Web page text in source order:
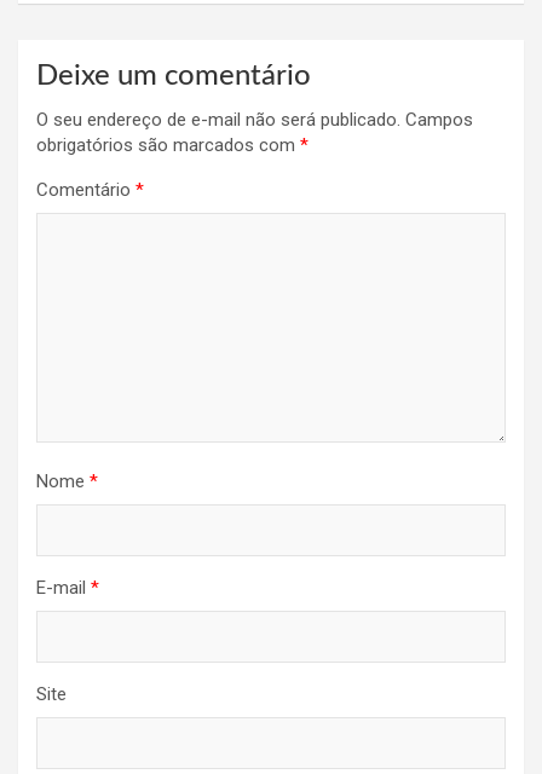
Deixe um comentário
O seu endereço de e-mail não será publicado. Campos
obrigatórios são marcados com *
Comentário *
Nome *
E-mail *
Site